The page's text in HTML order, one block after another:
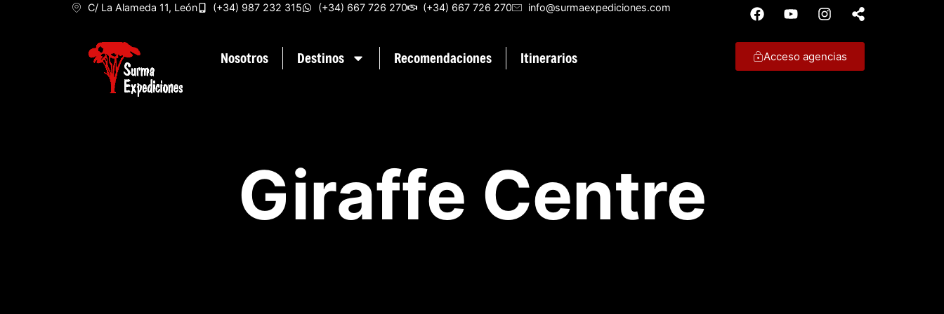
C/ La Alameda 11, León (+34) 987 232 315 (+34) 667 726 270 (+34) 667 726 270 info@surmaexpediciones.com
Nosotros Destinos Recomendaciones Itinerarios Acceso agencias
Giraffe Centre